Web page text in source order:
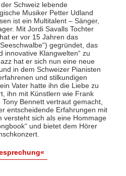
Schweiz lebende
Musiker Petter Udland
ist ein Multitalent – Sänger,
Mit Jordi Savalls Tochter
er vor 15 Jahren das
gegründet, das
innovative Klangwelten“ zu
hat er sich nun eine neue
in dem Schweizer Pianisten
und stilkundigen
Vater hatte ihn die Liebe zu
ihn mit Künstlern wie Frank
Bennett vertraut gemacht,
entscheidende Erfahrungen mit
versteht sich als eine Hommage
und bietet dem Hörer